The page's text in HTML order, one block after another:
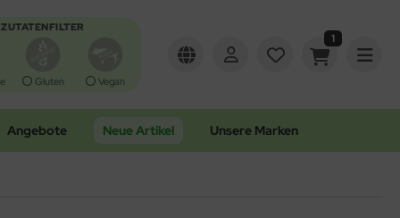
ZUTATENFILTER
Gluten Vegan
1
Angebote Neue Artikel Unsere Marken